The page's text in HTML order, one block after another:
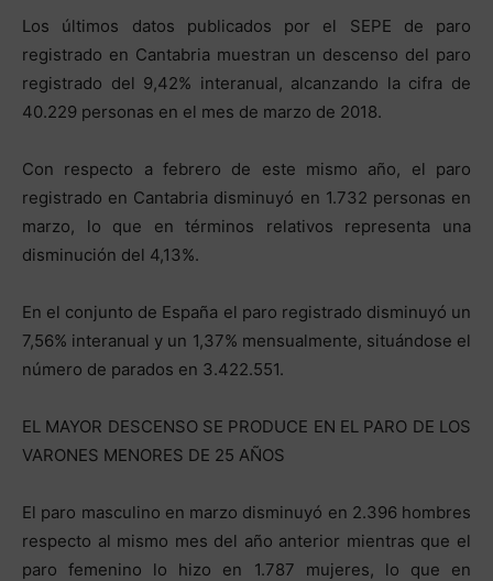
Los últimos datos publicados por el SEPE de paro
registrado en Cantabria muestran un descenso del paro
registrado del 9,42% interanual, alcanzando la cifra de
40.229 personas en el mes de marzo de 2018.
Con respecto a febrero de este mismo año, el paro
registrado en Cantabria disminuyó en 1.732 personas en
marzo, lo que en términos relativos representa una
disminución del 4,13%.
En el conjunto de España el paro registrado disminuyó un
7,56% interanual y un 1,37% mensualmente, situándose el
número de parados en 3.422.551.
EL MAYOR DESCENSO SE PRODUCE EN EL PARO DE LOS
VARONES MENORES DE 25 AÑOS
El paro masculino en marzo disminuyó en 2.396 hombres
respecto al mismo mes del año anterior mientras que el
paro femenino lo hizo en 1.787 mujeres, lo que en